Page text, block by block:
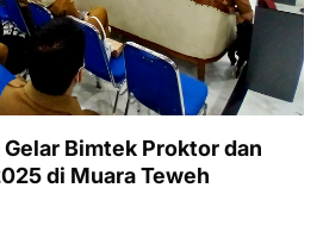
Bimtek Proktor dan
di Muara Teweh